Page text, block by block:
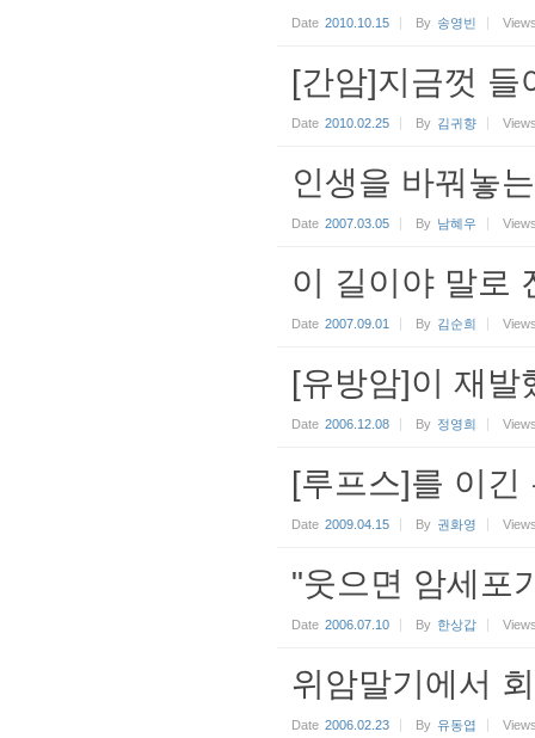
Date 2010.10.15 By 송영빈
[간암]지금껏 들
Date 2010.02.25 By 김귀향
인생을 바꿔놓
Date 2007.03.05 By 남혜우
이 길이야 말로
Date 2007.09.01 By 김순희
[유방암]이 재발
Date 2006.12.08 By 정영희
[루프스]를 이긴
Date 2009.04.15 By 권화영
"웃으면 암세포
Date 2006.07.10 By 한상갑
위암말기에서
Date 2006.02.23 By 유동엽